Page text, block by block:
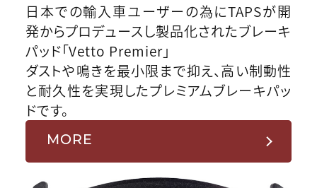
日本での輸入車ユーザーの為にTAPSが開
発からプロデュースし製品化されたブレーキ
パッド「Vetto Premier」
ダストや鳴きを最小限まで抑え、高い制動性
と耐久性を実現したプレミアムブレーキパッ
ドです。
MORE